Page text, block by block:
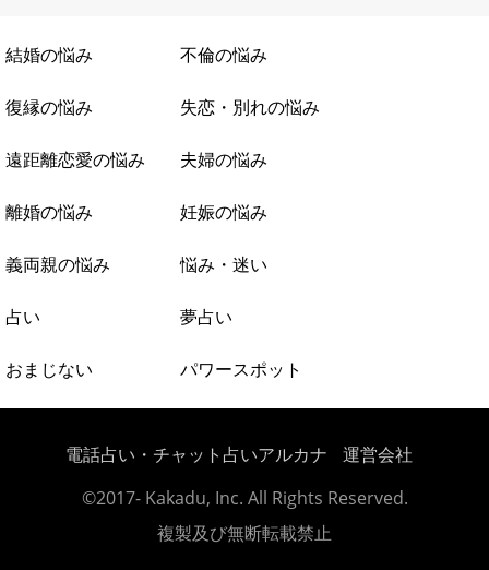
結婚の悩み 不倫の悩み
復縁の悩み 失恋・別れの悩み
遠距離恋愛の悩み 夫婦の悩み
離婚の悩み 妊娠の悩み
義両親の悩み 悩み・迷い
占い 夢占い
おまじない パワースポット
電話占い・チャット占いアルカナ
運営会社
©2017- Kakadu, Inc. All Rights Reserved.
複製及び無断転載禁止